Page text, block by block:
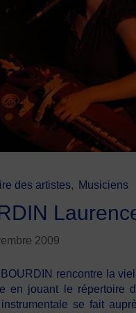
des artistes, Musiciens
2009
BOURDIN rencontre la
en jouant le répertoire
se fait